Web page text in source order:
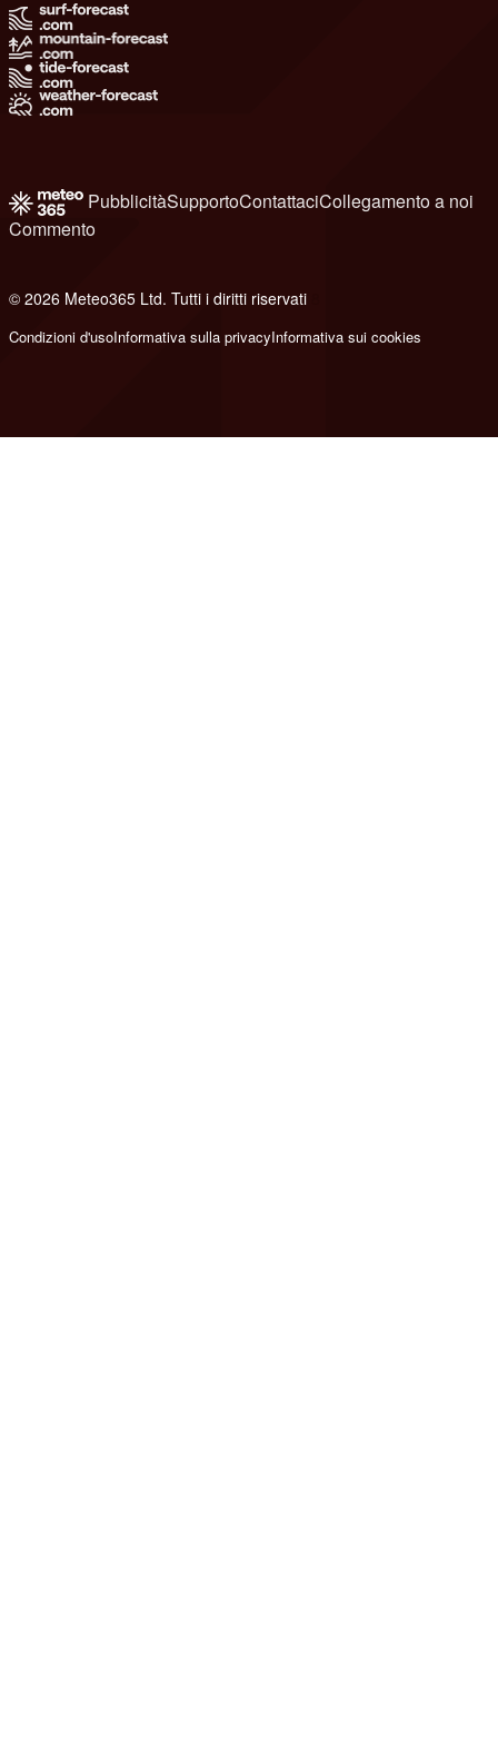
PubblicitàSupportoContattaciCollegamento a noi
Commento
© 2026 Meteo365 Ltd. Tutti i diritti riservati
Condizioni d'usoInformativa sulla privacyInformativa sui cookies